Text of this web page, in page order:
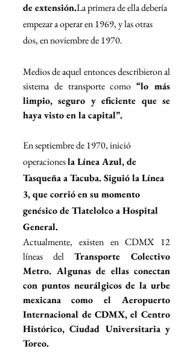
de extensión.La primera de ella debería
empezar a operar en 1969, y las otras
dos, en noviembre de 1970.
Medios de aquel entonces describieron al
sistema de transporte como “lo más
limpio, seguro y eficiente que se
haya visto en la capital”.
En septiembre de 1970, inició
operaciones la Línea Azul, de
Tasqueña a Tacuba. Siguió la Línea
3, que corrió en su momento
genésico de Tlatelolco a Hospital
General.
Actualmente, existen en CDMX 12
líneas del Transporte Colectivo
Metro. Algunas de ellas conectan
con puntos neurálgicos de la urbe
mexicana como el Aeropuerto
Internacional de CDMX, el Centro
Histórico, Ciudad Universitaria y
Toreo.